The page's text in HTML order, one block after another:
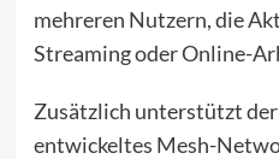
mehreren Nutzern, die
Streaming oder Online-
Zusätzlich unterstützt
entwickeltes Mesh-